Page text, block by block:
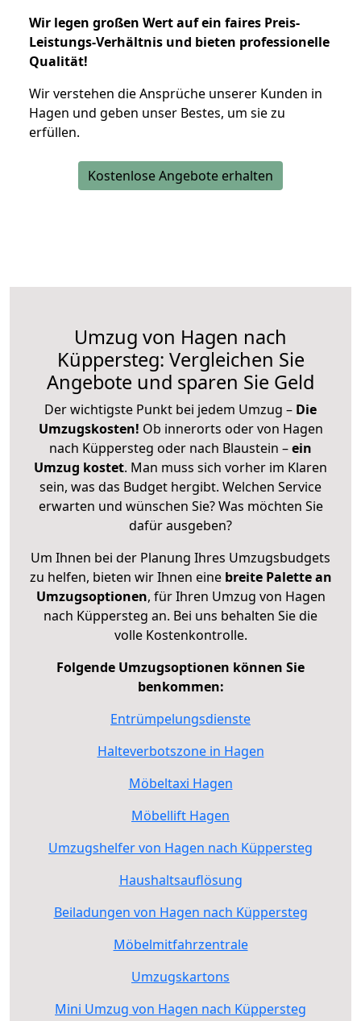
Wir legen großen Wert auf ein faires Preis-
Leistungs-Verhältnis und bieten professionelle
Qualität!
Wir verstehen die Ansprüche unserer Kunden in
Hagen und geben unser Bestes, um sie zu
erfüllen.
Kostenlose Angebote erhalten
Umzug von Hagen nach
Küppersteg: Vergleichen Sie
Angebote und sparen Sie Geld
Der wichtigste Punkt bei jedem Umzug – Die
Umzugskosten! Ob innerorts oder von Hagen
nach Küppersteg oder nach Blaustein –ein
Umzug kostet. Man muss sich vorher im Klaren
sein, was das Budget hergibt. Welchen Service
erwarten und wünschen Sie? Was möchten Sie
dafür ausgeben?
Um Ihnen bei der Planung Ihres Umzugsbudgets
zu helfen, bieten wir Ihnen eine breite Palette an
Umzugsoptionen, für Ihren Umzug von Hagen
nach Küppersteg an. Bei uns behalten Sie die
volle Kostenkontrolle.
Folgende Umzugsoptionen können Sie
benkommen:
Entrümpelungsdienste
Halteverbotszone in Hagen
Möbeltaxi Hagen
Möbellift Hagen
Umzugshelfer von Hagen nach Küppersteg
Haushaltsauflösung
Beiladungen von Hagen nach Küppersteg
Möbelmitfahrzentrale
Umzugskartons
Mini Umzug von Hagen nach Küppersteg